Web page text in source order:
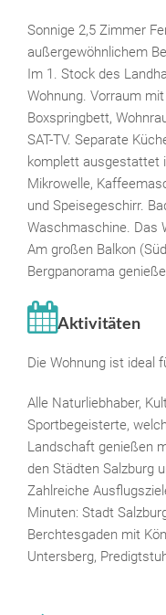
Sonnige 2,5 Zimmer
außergewöhnlichem
Im 1. Stock des
Wohnung. Vorraum
Boxspringbett,
SAT-TV. Separate
komplett ausgestattet
Mikrowelle,
und Speisegeschirr.
Waschmaschine. Das
Am großen Balkon
Bergpanorama
Aktivitäten
Die Wohnung ist ideal
Alle Naturliebhaber,
Sportbegeisterte,
Landschaft genießen
den Städten Salzburg
Zahlreiche
Minuten: Stadt
Berchtesgaden mit
Untersberg,